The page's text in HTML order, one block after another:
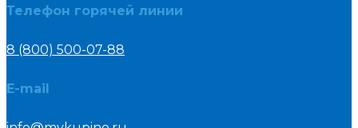
Телефон горячей линии
8 (800) 500-07-88
E-mail